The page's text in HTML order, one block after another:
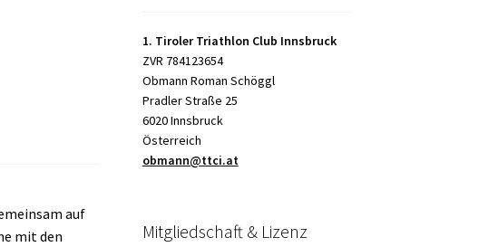
auf
mit den
1. Tiroler Triathlon Club Innsbruck
ZVR 784123654
Obmann Roman Schöggl
Pradler Straße 25
6020 Innsbruck
Österreich
obmann@ttci.at
Mitgliedschaft & Lizenz